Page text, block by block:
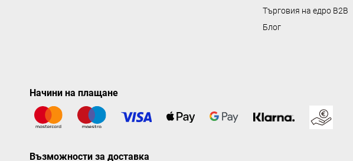
Търговия на едро B2B
Блог
Начини на плащане
Възможности за доставка